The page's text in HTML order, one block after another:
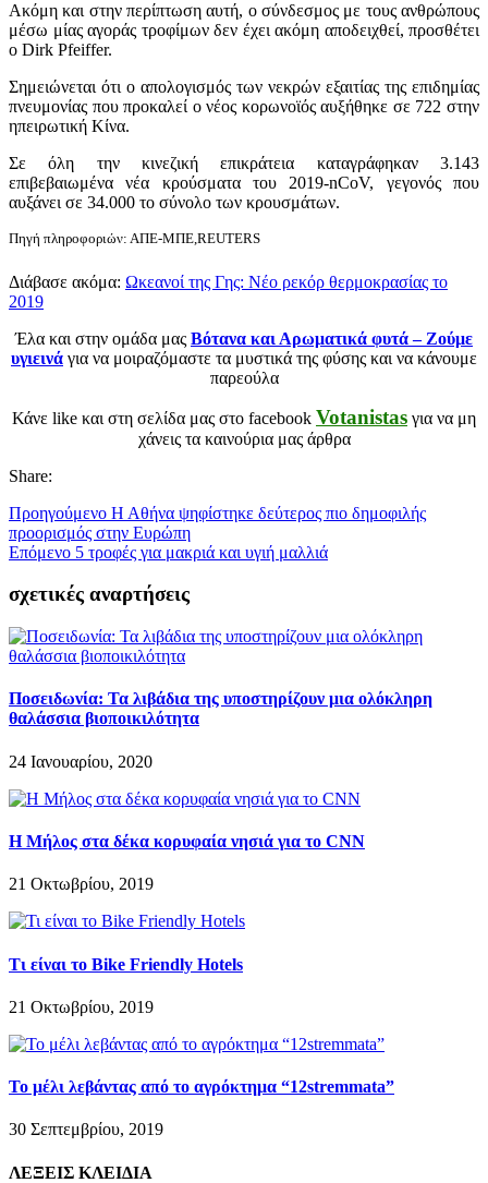
Ακόμη και στην περίπτωση αυτή, ο σύνδεσμος με τους ανθρώπους
μέσω μίας αγοράς τροφίμων δεν έχει ακόμη αποδειχθεί, προσθέτει
ο Dirk Pfeiffer.
Σημειώνεται ότι ο απολογισμός των νεκρών εξαιτίας της επιδημίας
πνευμονίας που προκαλεί ο νέος κορωνοϊός αυξήθηκε σε 722 στην
ηπειρωτική Κίνα.
Σε όλη την κινεζική επικράτεια καταγράφηκαν 3.143
επιβεβαιωμένα νέα κρούσματα του 2019-nCoV, γεγονός που
αυξάνει σε 34.000 το σύνολο των κρουσμάτων.
Πηγή πληροφοριών: ΑΠΕ-ΜΠΕ,REUTERS
Διάβασε ακόμα: Ωκεανοί της Γης: Νέο ρεκόρ θερμοκρασίας το
2019
Έλα και στην ομάδα μας Βότανα και Αρωματικά φυτά – Ζούμε
υγιεινά για να μοιραζόμαστε τα μυστικά της φύσης και να κάνουμε
παρεούλα
Κάνε like και στη σελίδα μας στο facebook Votanistas για να μη
χάνεις τα καινούρια μας άρθρα
Share:
Προηγούμενο Η Αθήνα ψηφίστηκε δεύτερος πιο δημοφιλής
προορισμός στην Ευρώπη
Επόμενο 5 τροφές για μακριά και υγιή μαλλιά
σχετικές αναρτήσεις
Ποσειδωνία: Τα λιβάδια της υποστηρίζουν μια ολόκληρη
θαλάσσια βιοποικιλότητα
24 Ιανουαρίου, 2020
Η Μήλος στα δέκα κορυφαία νησιά για το CNN
21 Οκτωβρίου, 2019
Τι είναι το Bike Friendly Hotels
21 Οκτωβρίου, 2019
Το μέλι λεβάντας από το αγρόκτημα “12stremmata”
30 Σεπτεμβρίου, 2019
ΛΕΞΕΙΣ ΚΛΕΙΔΙΑ